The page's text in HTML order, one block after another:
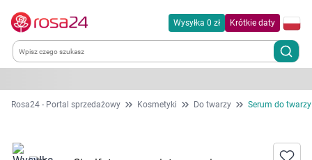
Wysyłka 0 zł Krótkie daty
Kategorie
Rosa24 - Portal sprzedażowy Kosmetyki Do twarzy Serum do twarzy